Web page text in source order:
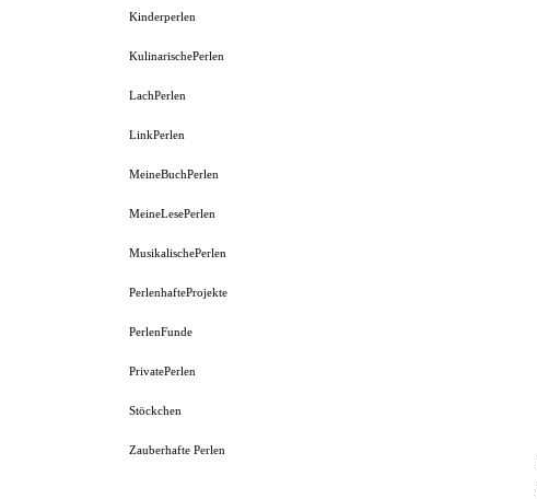
Kinderperlen
KulinarischePerlen
LachPerlen
LinkPerlen
MeineBuchPerlen
MeineLesePerlen
MusikalischePerlen
PerlenhafteProjekte
PerlenFunde
PrivatePerlen
Stöckchen
Zauberhafte Perlen